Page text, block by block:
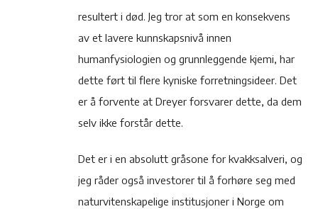
resultert i død. Jeg tror at som en konsekvens
av et lavere kunnskapsnivå innen
humanfysiologien og grunnleggende kjemi, har
dette ført til flere kyniske forretningsideer. Det
er å forvente at Dreyer forsvarer dette, da dem
selv ikke forstår dette.
Det er i en absolutt gråsone for kvakksalveri, og
jeg råder også investorer til å forhøre seg med
naturvitenskapelige institusjoner i Norge om